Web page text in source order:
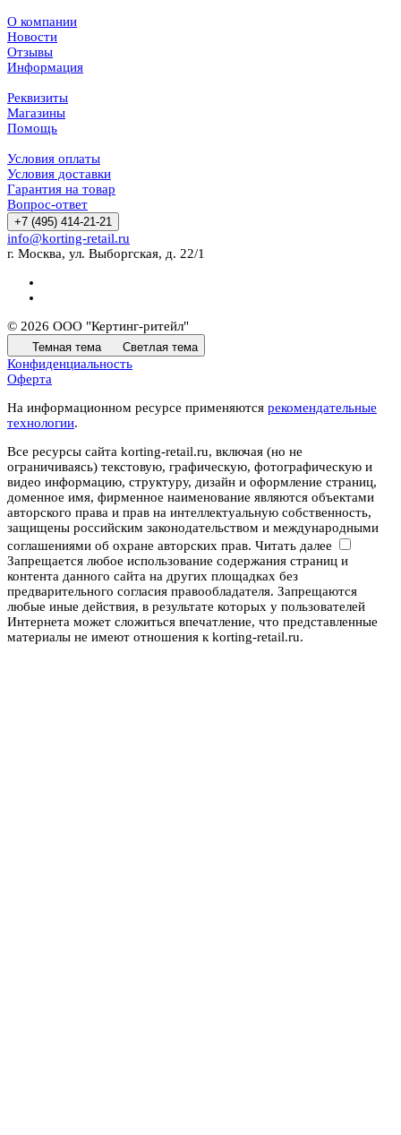
О компании
Новости
Отзывы
Информация
Реквизиты
Магазины
Помощь
Условия оплаты
Условия доставки
Гарантия на товар
Вопрос-ответ
+7 (495) 414-21-21
info@korting-retail.ru
г. Москва, ул. Выборгская, д. 22/1
© 2026 ООО "Кертинг-ритейл"
Темная тема Светлая тема
Конфиденциальность
Оферта
На информационном ресурсе применяются рекомендательные
технологии.
Все ресурсы сайта korting-retail.ru, включая (но не
ограничиваясь) текстовую, графическую, фотографическую и
видео информацию, структуру, дизайн и оформление страниц,
доменное имя, фирменное наименование являются объектами
авторского права и прав на интеллектуальную собственность,
защищены российским законодательством и международными
соглашениями об охране авторских прав. Читать далее
Запрещается любое использование содержания страниц и
контента данного сайта на других площадках без
предварительного согласия правообладателя. Запрещаются
любые иные действия, в результате которых у пользователей
Интернета может сложиться впечатление, что представленные
материалы не имеют отношения к korting-retail.ru.